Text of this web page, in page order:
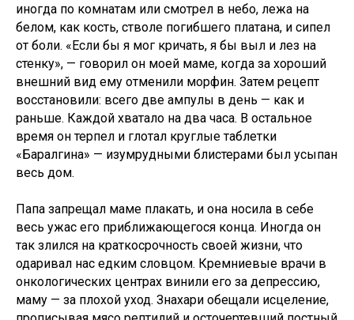
иногда по комнатам или смотрел в небо, лежа на
белом, как кость, стволе погибшего платана, и сипел
от боли. «Если бы я мог кричать, я бы выл и лез на
стенку», — говорил он моей маме, когда за хороший
внешний вид ему отменили морфин. Затем рецепт
восстановили: всего две ампулы в день — как и
раньше. Каждой хватало на два часа. В остальное
время он терпел и глотал круглые таблетки
«Баралгина» — изумрудными блистерами был усыпан
весь дом.
Папа запрещал маме плакать, и она носила в себе
весь ужас его приближающегося конца. Иногда он
так злился на краткосрочность своей жизни, что
одаривал нас едким словцом. Кремниевые врачи в
онкологических центрах винили его за депрессию,
маму — за плохой уход. Знахари обещали исцеление,